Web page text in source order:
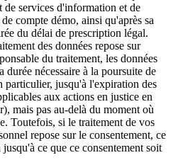
de services d'information et de
compte démo, ainsi qu'après sa
du délai de prescription légal.
des données repose sur
du traitement, les données
durée nécessaire à la poursuite de
particulier, jusqu'à l'expiration des
aux actions en justice en
mais pas au-delà du moment où
Toutefois, si le traitement de vos
repose sur le consentement, ce
ce que ce consentement soit